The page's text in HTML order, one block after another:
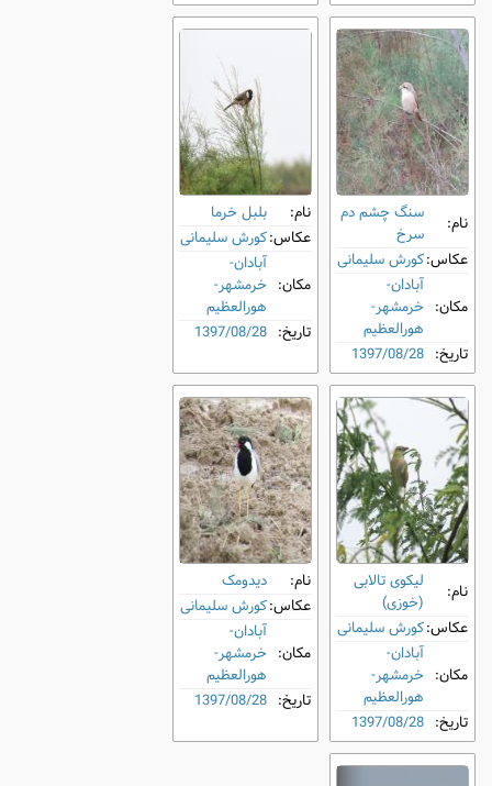
نام:
سنگ ‌چشم دم‌
سرخ
عکاس:کورش سلیمانی
مکان:
آبادان-
خرمشهر-
هورالعظیم
تاریخ: 1397/08/28
نام:
بلبل خرما
عکاس:کورش سلیمانی
مکان:
آبادان-
خرمشهر-
هورالعظیم
تاریخ: 1397/08/28
نام:
لیکوی تالابی
(خوزی)
عکاس:کورش سلیمانی
مکان:
آبادان-
خرمشهر-
هورالعظیم
تاریخ: 1397/08/28
نام:
دیدومک
عکاس:کورش سلیمانی
مکان:
آبادان-
خرمشهر-
هورالعظیم
تاریخ: 1397/08/28